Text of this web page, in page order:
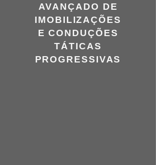
AVANÇADO DE
IMOBILIZAÇÕES
E CONDUÇÕES
TÁTICAS
PROGRESSIVAS